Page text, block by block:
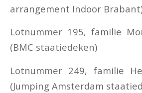
arrangement Indoor
Lotnummer 195, familie
(BMC staatiedeken)
Lotnummer 249, familie
(Jumping Amsterdam